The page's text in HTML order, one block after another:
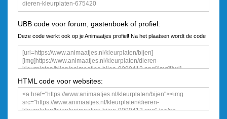
UBB code voor forum, gastenboek of profiel:
Deze code werkt ook op je Animaatjes profiel! Na het plaatsen wordt de code
een plaatje
HTML code voor websites: